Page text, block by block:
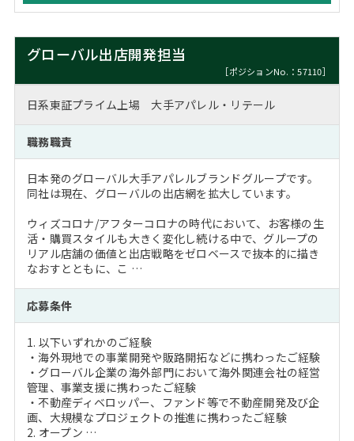
グローバル出店開発担当
［ポジションNo.：57110］
日系東証プライム上場 大手アパレル・リテール
職務職責
日本発のグローバル大手アパレルブランドグループです。
同社は現在、グローバルの出店網を拡大しています。
ウィズコロナ/アフターコロナの時代において、お客様の生
活・購買スタイルも大きく変化し続ける中で、グループの
リアル店舗の価値と出店戦略をゼロベースで抜本的に描き
なおすとともに、こ …
応募条件
1. 以下いずれかのご経験
・海外現地での事業開発や販路開拓などに携わったご経験
・グローバル企業の海外部門において海外関連会社の経営
管理、事業支援に携わったご経験
・不動産ディベロッパー、ファンド等で不動産開発及び企
画、大規模なプロジェクトの推進に携わったご経験
2. オープン …